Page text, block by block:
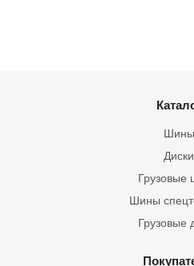
Шины
Грузовые
Шины
Диски
Грузовые